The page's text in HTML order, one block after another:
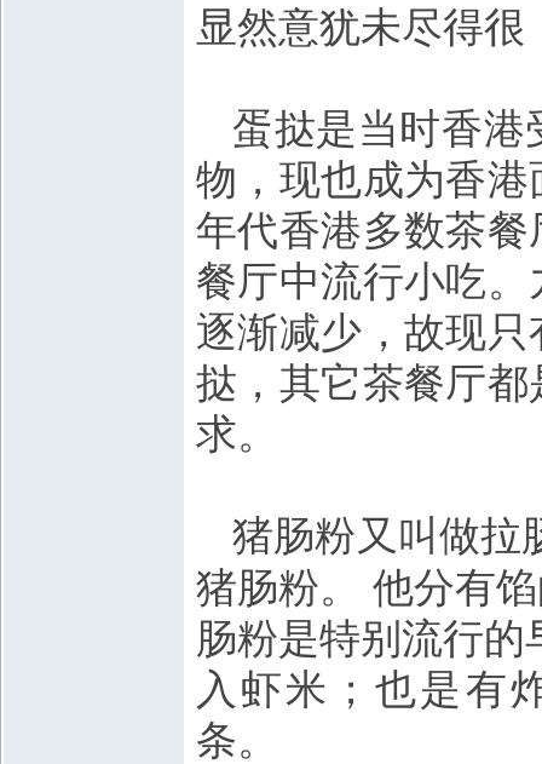
显然意犹未尽得很
蛋挞是当时香港
物，现也成为香
年代香港多数茶
餐厅中流行小吃
逐渐减少，故现
挞，其它茶餐厅
求。
猪肠粉又叫做拉
猪肠粉。 他分有
肠粉是特别流行
入虾米；也是有
条。